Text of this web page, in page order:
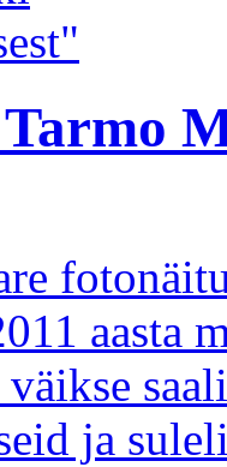
aasta
ja